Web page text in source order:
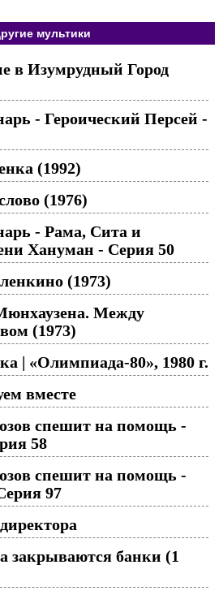
мультики
в Изумрудный Город
- Героический Персей -
(1992)
(1976)
- Рама, Сита и
Хануман - Серия 50
(1973)
Между
(1973)
| «Олимпиада-80», 1980 г.
вместе
спешит на помощь -
58
спешит на помощь -
97
закрываются банки (1